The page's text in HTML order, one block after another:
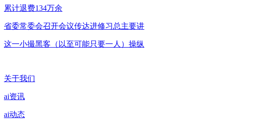
累计退费134万余
省委常委会召开会议传达进修习总主要讲
这一小撮黑客（以至可能只要一人）操纵
关于我们
ai资讯
ai动态